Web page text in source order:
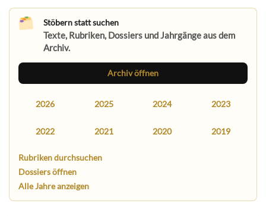
Stöbern statt suchen
Texte, Rubriken, Dossiers und Jahrgänge aus dem
Archiv.
Archiv öffnen
2026 2025 2024 2023
2022 2021 2020 2019
Rubriken durchsuchen
Dossiers öffnen
Alle Jahre anzeigen